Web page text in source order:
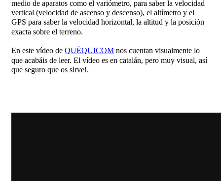
medio de aparatos como el variómetro, para saber la velocidad
vertical (velocidad de ascenso y descenso), el altímetro y el
GPS para saber la velocidad horizontal, la altitud y la posición
exacta sobre el terreno.
En este vídeo de QUÈQUICOM nos cuentan visualmente lo
que acabáis de leer. El vídeo es en catalán, pero muy visual, así
que seguro que os sirve!.